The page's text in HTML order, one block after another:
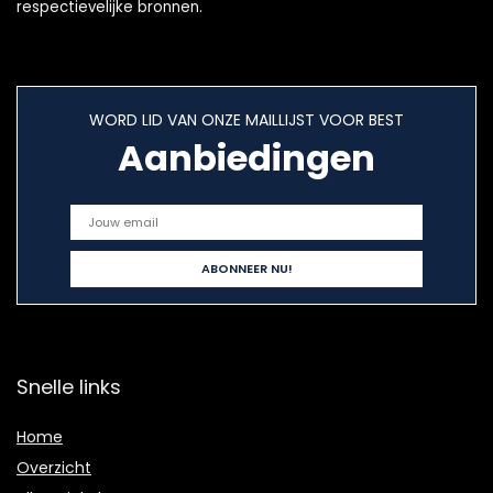
respectievelijke bronnen.
WORD LID VAN ONZE MAILLIJST VOOR BEST
Aanbiedingen
Snelle links
Home
Overzicht